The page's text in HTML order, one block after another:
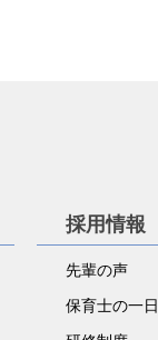
採用情報
先輩の声
保育士の一日